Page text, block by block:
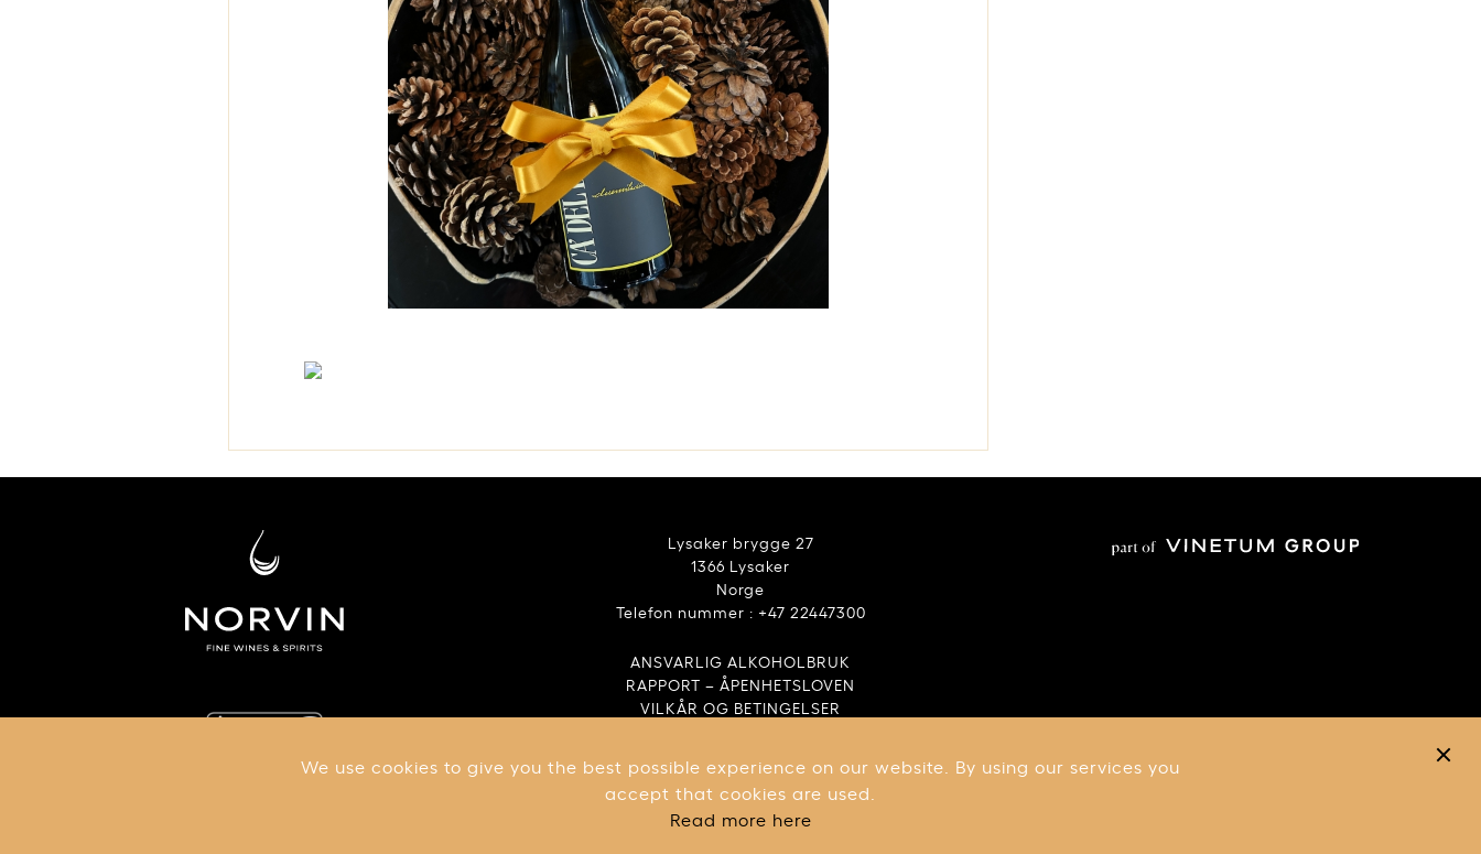
We use cookies to give you the best possible experience on our website. By using our services you
accept that cookies are used.
Read more here
Lysaker brygge 27
1366 Lysaker
Norge
Telefon nummer : +47 22447300
ANSVARLIG ALKOHOLBRUK
RAPPORT – ÅPENHETSLOVEN
VILKÅR OG BETINGELSER